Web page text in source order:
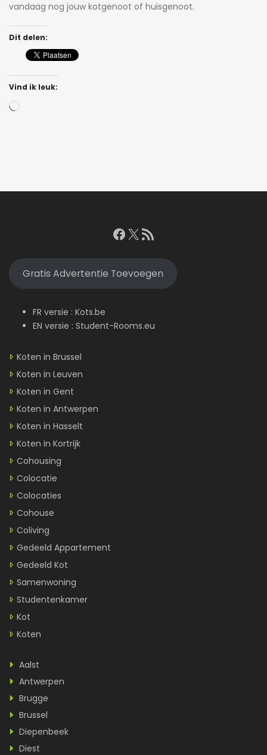
vandaag nog jouw kotgenoot of huisgenoot.
Dit delen:
Vind ik leuk:
Facebook
X RSS feed
Gratis Advertentie Toevoegen
FR versie : Kots.be
EN versie : Student-Rooms.eu
Koten in Brussel
Koten in Leuven
Koten in Gent
Koten in Antwerpen
Koten in Hasselt
Koten in Kortrijk
Cohousing
Colocatie
Colocaties
Cohouse
Coliving
Gedeeld Appartement
Gedeeld Kot
Samenwoning
Studentenkamer
Kot
Koten
Aalst
Antwerpen
Brugge
Brussel
Diepenbeek
Diest